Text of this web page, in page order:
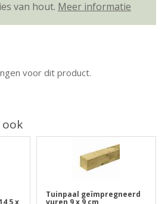
van hout. Meer informatie
voor dit product.
x
Tuinpaal geïmpregneerd
vuren 9 x 9 cm